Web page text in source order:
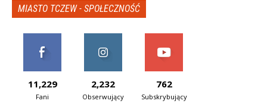
MIASTO TCZEW - SPOŁECZNOŚĆ
11,229
Fani
2,232
Obserwujący
762
Subskrybujący